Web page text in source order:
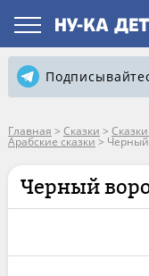
Главная > Сказки >
Арабские сказки>
Черный